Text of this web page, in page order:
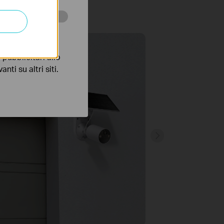
di
pubblicitari allo
su altri siti.